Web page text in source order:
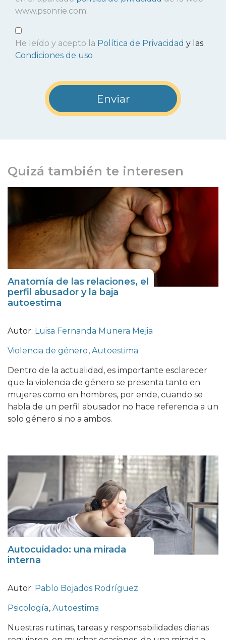
www.psonrie.com.
He leído y acepto la Política de Privacidad y las
Condiciones de uso
Quizá también te interesen
Anatomía de las relaciones, el
perfil abusador y la baja
autoestima
Autor: Luisa Fernanda Munera Mejia
Violencia de género, Autoestima
Dentro de la actualidad, es importante esclarecer
que la violencia de género se presenta tanto en
mujeres como en hombres, por ende, cuando se
habla de un perfil abusador no hace referencia a un
solo género si no a ambos.
Autocuidado: una mirada
interna
Autor: Pablo Bojados Rodríguez
Psicología, Autoestima
Nuestras rutinas, tareas y responsabilidades diarias